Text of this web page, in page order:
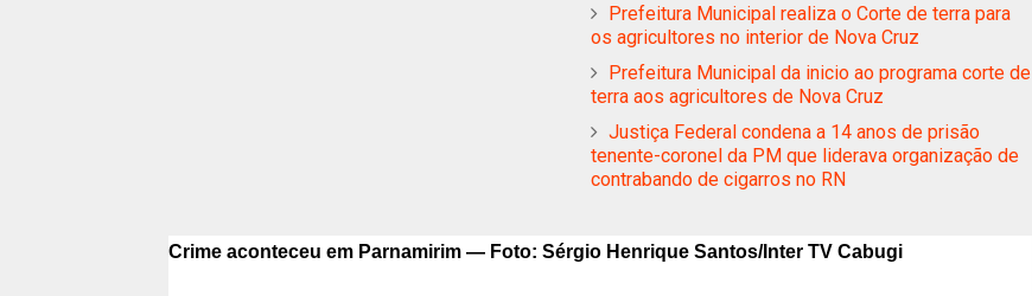
Prefeitura Municipal realiza o Corte de terra para
os agricultores no interior de Nova Cruz
Prefeitura Municipal da inicio ao programa corte de
terra aos agricultores de Nova Cruz
Justiça Federal condena a 14 anos de prisão
tenente-coronel da PM que liderava organização de
contrabando de cigarros no RN
Crime aconteceu em Parnamirim — Foto: Sérgio Henrique Santos/Inter TV Cabugi